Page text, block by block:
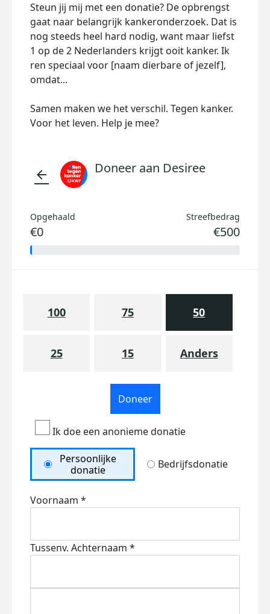
Steun jij mij met een donatie? De opbrengst
gaat naar belangrijk kankeronderzoek. Dat is
nog steeds heel hard nodig, want maar liefst
1 op de 2 Nederlanders krijgt ooit kanker. Ik
ren speciaal voor [naam dierbare of jezelf],
omdat...
Samen maken we het verschil. Tegen kanker.
Voor het leven. Help je mee?
arrow_back Doneer aan Desiree
Opgehaald
€0
Streefbedrag
€500
100 75 50
25 15 Anders
Doneer
Ik doe een anonieme donatie
Persoonlijke
donatie
Bedrijfsdonatie
Voornaam *
Tussenv. Achternaam *